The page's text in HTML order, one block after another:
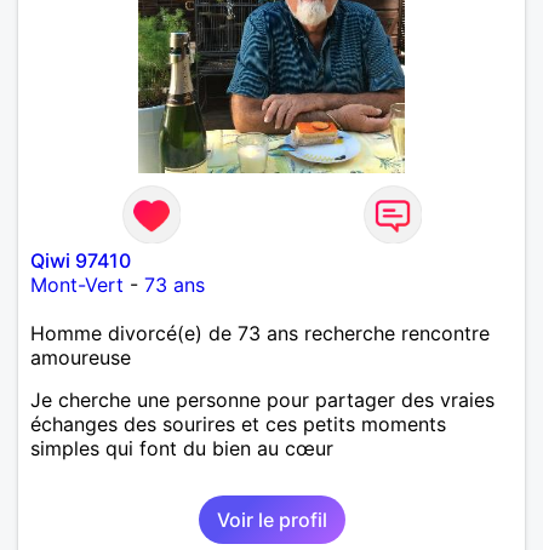
Qiwi 97410
Mont-Vert - 73 ans
Homme divorcé(e) de 73 ans recherche rencontre
amoureuse
Je cherche une personne pour partager des vraies
échanges des sourires et ces petits moments
simples qui font du bien au cœur
Voir le profil